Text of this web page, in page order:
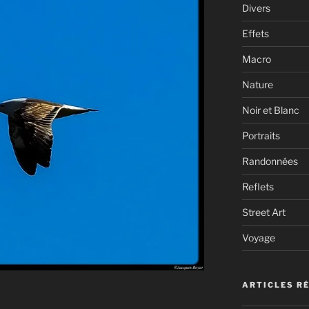
Divers
Effets
Macro
Nature
Noir et Blanc
Portraits
Randonnées
Reflets
Street Art
Voyage
ARTICLES